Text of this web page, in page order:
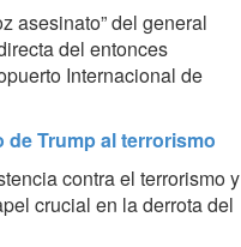
asesinato” del general
del entonces
Internacional de
Trump al terrorismo
contra el terrorismo y
crucial en la derrota del